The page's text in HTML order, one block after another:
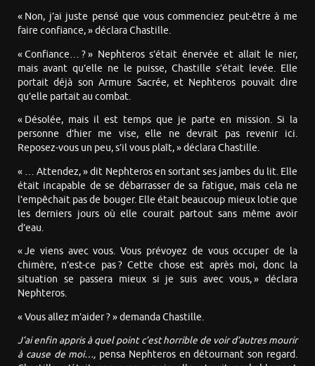
« Non, j’ai juste pensé que vous commenciez peut-être à me
faire confiance, » déclara Chastille.
« Confiance… ? » Nephteros s’était énervée et allait le nier,
mais avant qu’elle ne le puisse, Chastille s’était levée. Elle
portait déjà son Armure Sacrée, et Nephteros pouvait dire
qu’elle partait au combat.
« Désolée, mais il est temps que je parte en mission. Si la
personne d’hier me vise, elle ne devrait pas revenir ici.
Reposez-vous un peu, s’il vous plaît, » déclara Chastille.
« … Attendez, » dit Nephteros en sortant ses jambes du lit. Elle
était incapable de se débarrasser de sa fatigue, mais cela ne
l’empêchait pas de bouger. Elle était beaucoup mieux lotie que
les derniers jours où elle courait partout sans même avoir
d’eau.
« Je viens avec vous. Vous prévoyez de vous occuper de la
chimère, n’est-ce pas ? Cette chose est après moi, donc la
situation se passera mieux si je suis avec vous, » déclara
Nephteros.
« Vous allez m’aider ? » demanda Chastille.
J’ai enfin appris à quel point c’est horrible de voir d’autres mourir
à cause de moi…, pensa Nephteros en détournant son regard.